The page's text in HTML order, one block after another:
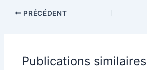
PRÉCÉDENT
Publications similaires